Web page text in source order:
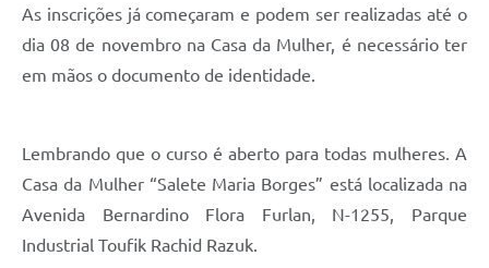
As inscrições já começaram e podem ser realizadas até o
dia 08 de novembro na Casa da Mulher, é necessário ter
em mãos o documento de identidade.
Lembrando que o curso é aberto para todas mulheres. A
Casa da Mulher “Salete Maria Borges” está localizada na
Avenida Bernardino Flora Furlan, N-1255, Parque
Industrial Toufik Rachid Razuk.